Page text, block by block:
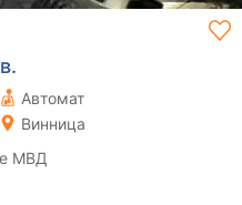
Автомат
Винница
МВД